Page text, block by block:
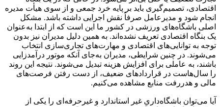
اقتصادی، تصمیم‌گیری باید بر پایه خرد جمعی و از سوی هیأت مدیره
انجام شود و مدیرعامل صرفاً نقش اجرایی داشته باشد. مشکل
اصلی باشگاه‌های ورزشی در کشور ما این است که از ابتدا به‌عنوان
یک بنگاه اقتصادی تعریف نشده‌اند. به همین دلیل مدیران نیز بدون
توجه به توانایی‌های اقتصادی و مهارت‌های تجاری‌سازی انتخاب
می‌شوند. در چنین شرایطی، مدیران به‌جای آنکه موتور درآمدزایی
باشند، به عاملی برای افزایش هزینه تبدیل می‌شوند. نتیجه این روند
را سال‌هاست در قراردادهای ضعیف، از دست رفتن فرصت‌های
مالی و هدررفت منابع مشاهده می‌کنیم.
آیا می‌توان باشگاه‌داریِ غیر استاندارد و غیرحرفه‌ای را یکی از